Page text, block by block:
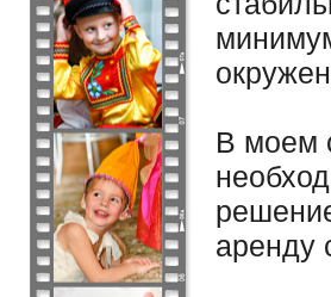
В моем
аренду